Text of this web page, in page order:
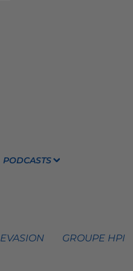
PODCASTS
GROUPE HPI